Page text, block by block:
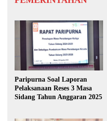
Paripurna Soal Laporan
Pelaksanaan Reses 3 Masa
Sidang Tahun Anggaran 2025